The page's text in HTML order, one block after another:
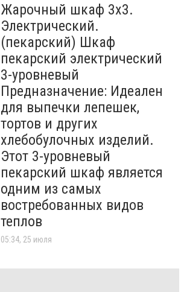
Жарочный шкаф 3х3.
Электрический.
(пекарский) Шкаф
пекарский электрический
3-уровневый
Предназначение: Идеален
для выпечки лепешек,
тортов и других
хлебобулочных изделий.
Этот 3-уровневый
пекарский шкаф является
одним из самых
востребованных видов
теплов
05:34, 25 июля